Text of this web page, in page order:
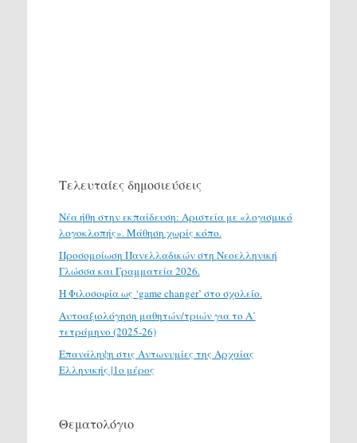
Τελευταίες δημοσιεύσεις
Νέα ήθη στην εκπαίδευση: Αριστεία με «λογισμικό
λογοκλοπής». Μάθηση χωρίς κόπο.
Προσομοίωση Πανελλαδικών στη Νεοελληνική
Γλώσσα και Γραμματεία 2026.
H Φιλοσοφία ως ‘game changer’ στο σχολείο.
Αυτοαξιολόγηση μαθητών/τριών για το Α΄
τετράμηνο (2025-26)
Επανάληψη στις Αντωνυμίες της Αρχαίας
Ελληνικής |1ο μέρος
Θεματολόγιο